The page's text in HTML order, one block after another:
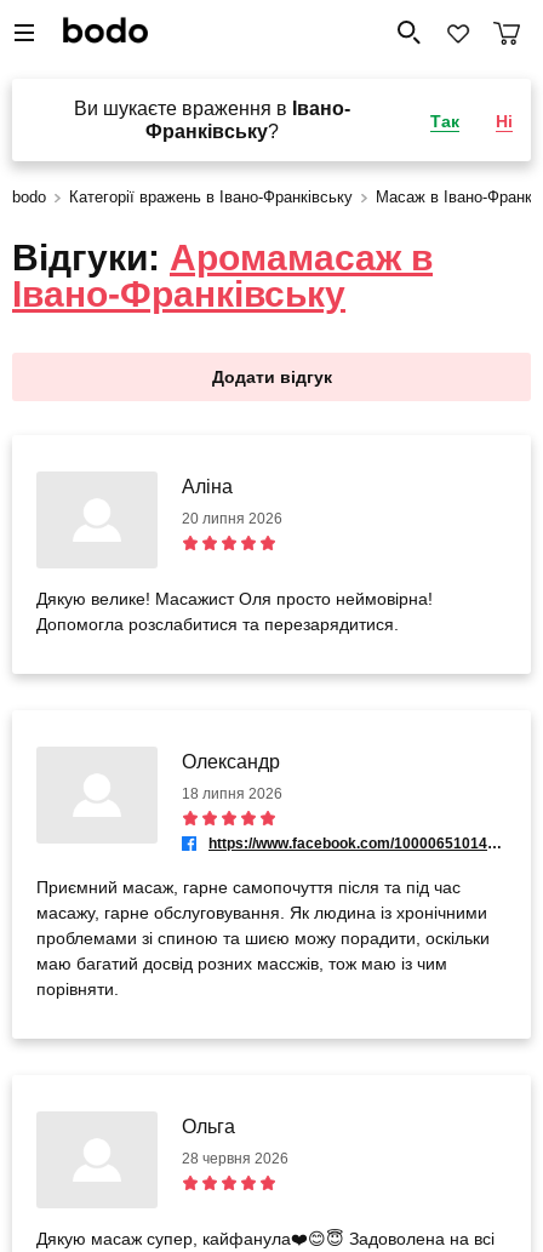
Ви шукаєте враження в Івано-
Франківську?
Так Ні
bodo Категорії вражень в Івано-Франківську Масаж в Івано-
Відгуки: Аромамасаж в
Івано-Франківську
Додати відгук
Аліна
20 липня 2026
Дякую велике! Масажист Оля просто неймовірна!
Допомогла розслабитися та перезарядитися.
Олександр
18 липня 2026
https://www.facebook.com/100006510142427
Приємний масаж, гарне самопочуття після та під час
масажу, гарне обслуговування. Як людина із хронічними
проблемами зі спиною та шиєю можу порадити, оскільки
маю багатий досвід розних массжів, тож маю із чим
порівняти.
Ольга
28 червня 2026
Дякую масаж супер, кайфанула❤️😊😇 Задоволена на всі